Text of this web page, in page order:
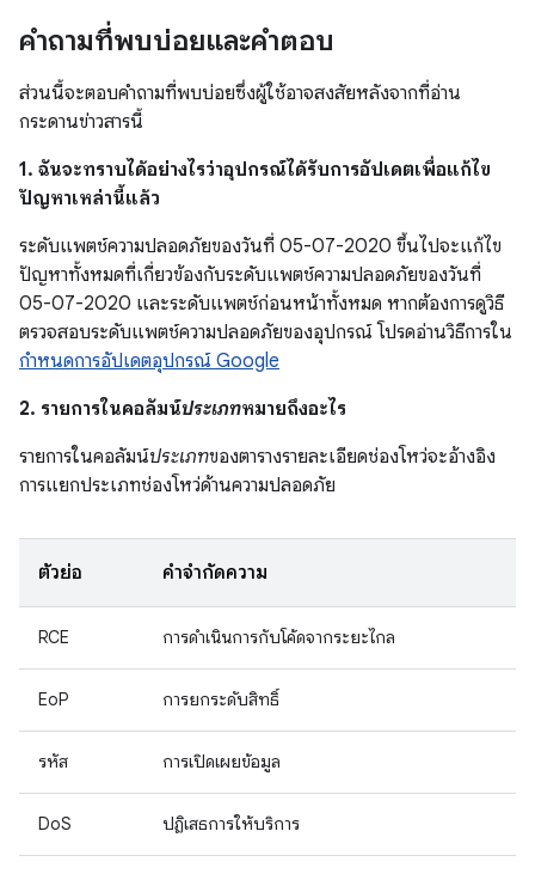
คำถามที่พบบ่อยและคำตอบ
ส่วนนี้จะตอบคำถามที่พบบ่อยซึ่งผู้ใช้อาจสงสัยหลังจากที่อ่าน
กระดานข่าวสารนี้
1. ฉันจะทราบได้อย่างไรว่าอุปกรณ์ได้รับการอัปเดตเพื่อแก้ไข
ปัญหาเหล่านี้แล้ว
ระดับแพตช์ความปลอดภัยของวันที่ 05-07-2020 ขึ้นไปจะแก้ไข
ปัญหาทั้งหมดที่เกี่ยวข้องกับระดับแพตช์ความปลอดภัยของวันที่
05-07-2020 และระดับแพตช์ก่อนหน้าทั้งหมด หากต้องการดูวิธี
ตรวจสอบระดับแพตช์ความปลอดภัยของอุปกรณ์ โปรดอ่านวิธีการใน
กำหนดการอัปเดตอุปกรณ์ Google
2. รายการในคอลัมน์ประเภทหมายถึงอะไร
รายการในคอลัมน์ประเภทของตารางรายละเอียดช่องโหว่จะอ้างอิง
การแยกประเภทช่องโหว่ด้านความปลอดภัย
ตัวย่อ คำจำกัดความ
RCE การดำเนินการกับโค้ดจากระยะไกล
EoP การยกระดับสิทธิ์
รหัส การเปิดเผยข้อมูล
DoS ปฏิเสธการให้บริการ